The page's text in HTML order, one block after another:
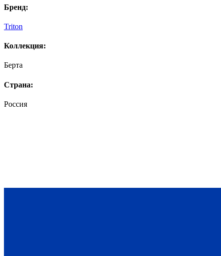
Бренд:
Triton
Коллекция:
Берта
Страна:
Россия